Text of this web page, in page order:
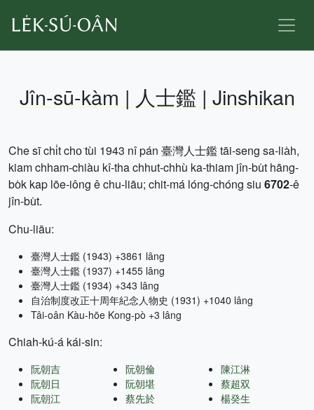
Jîn-sū-kàm | 人士鑑 | Jinshikan
Che sī chi̍t cho͘ tùi 1943 nî pán 臺灣人士鑑 tāi-seng sa-lia̍h,
kiam chham-chiàu kî-tha chhut-chhù ka-thiam jîn-bu̍t hāng-
bo̍k kap lōe-iông ê chu-liāu; chit-má lóng-chóng siu 6702-ê
jîn-bu̍t.
Chu-liāu:
臺灣人士鑑 (1943) +3861 lâng
臺灣人士鑑 (1937) +1455 lâng
臺灣人士鑑 (1934) +343 lâng
自治制度改正十周年紀念人物史 (1931) +1040 lâng
Tâi-oân Kàu-hōe Kong-pò +3 lâng
Chiah-kú-á kái-sin:
阮朝吉
阮朝日
阮朝江
阮朝倫
阮朝堪
蔡先於
陳江淋
蔡超双
楊癸生